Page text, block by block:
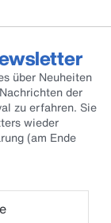
über Neuheiten
der
zu erfahren. Sie
wieder
(am Ende